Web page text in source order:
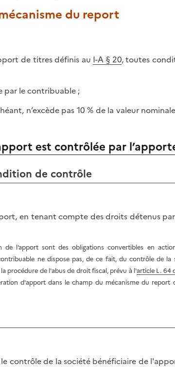
du report
de titres définis au I-A § 20, toutes
par le contribuable ;
n’excède pas 10 % de la valeur
est contrôlée par
de contrôle
en tenant compte des droits détenus
l’apport sont des obligations convertibles en
ne dispose pas, de ce fait, du contrôle de la
procédure de l'abus de droit fiscal, prévu à l'article L. 64
d'apport dans le champ du mécanisme du report
contrôle de la société bénéficiaire de